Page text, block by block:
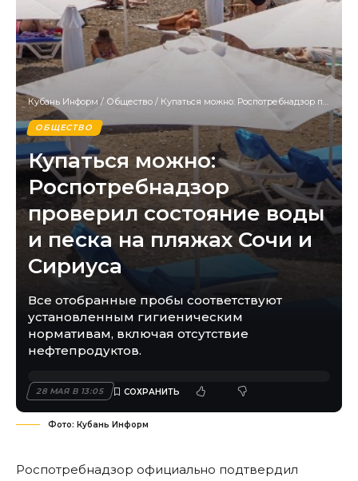
Кубань Информ / Общество / Купаться можно: Роспотребнадзор проверил состояние воды и песка на пляжах Сочи и Сириуса
ОБЩЕСТВО
Купаться можно:
Роспотребнадзор
проверил состояние воды
и песка на пляжах Сочи и
Сириуса
Все отобранные пробы соответствуют
установленным гигиеническим
нормативам, включая отсутствие
нефтепродуктов.
28 МАЯ В 13:05
Фото: Кубань Информ
Роспотребнадзор официально подтвердил